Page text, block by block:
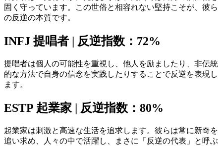
固く守っています。この世俗と相容れない堅持こそが、彼ら
の反逆の本質です。
INFJ 提唱者 | 反逆指数：72%
提唱者は個人の可能性を重視し、他人を励ましたり、非伝統
的な方法で自身の信念を実践したりすることで反逆を表現し
ます。
ESTP 起業家 | 反逆指数：80%
起業家は刺激と高速な生活を追求します。彼らは常に新奇を
追い求め、人々の中で活躍し、まさに「反逆の代表」と呼ぶ